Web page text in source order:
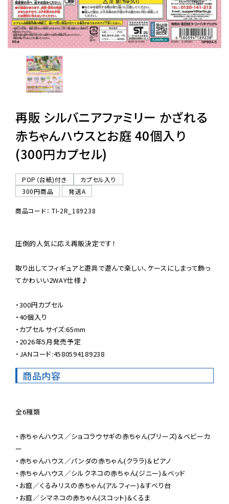
よくあるご質問
06-6282-7659
再販 シルバニアファミリー かざれる
赤ちゃんハウスとお庭 40個入り
(300円カプセル)
POP（台紙)付き
カプセル入り
300円商品
発送A
商品コード： TI-2R_189238
圧倒的人気に応え再販決定です！
取り出してフィギュアと遊具で遊んで楽しい、ケースにしまって飾っ
てかわいい2WAY仕様♪
・300円カプセル
・40個入り
・カプセルサイズ:65mm
・2026年5月発売予定
・JANコード:4580594189238
商品内容
全6種類
・赤ちゃんハウス／ショコラウサギの赤ちゃん(ブリーズ)＆ベビーカ
ー
・赤ちゃんハウス／パンダの赤ちゃん(クララ)＆ピアノ
・赤ちゃんハウス／シルクネコの赤ちゃん(ジニー)＆ベッド
・お庭／くるみリスの赤ちゃん(アルフィー)＆すべり台
・お庭／シマネコの赤ちゃん(スコット)＆くるま